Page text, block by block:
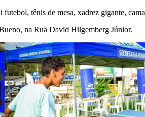
tênis de mesa, xadrez gigante,
na Rua David Hilgemberg Júnior.